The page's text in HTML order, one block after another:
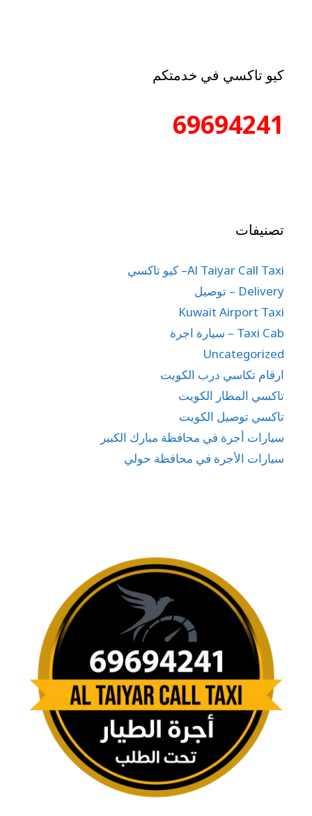
كيو تاكسي في خدمتكم
69694241
تصنيفات
Al Taiyar Call Taxi– كيو تاكسي
Delivery – توصيل
Kuwait Airport Taxi
Taxi Cab – سيارة اجرة
Uncategorized
ارقام تكاسي درب الكويت
تاكسي المطار الكويت
تاكسي توصيل الكويت
سيارات أجرة في محافظة مبارك الكبير
سيارات الأجرة في محافظة حولي